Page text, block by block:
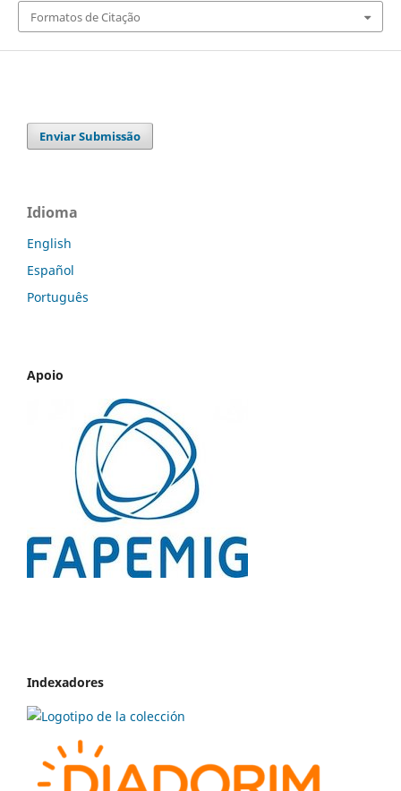
Formatos de Citação
Enviar Submissão
Idioma
English
Español
Português
Apoio
Indexadores